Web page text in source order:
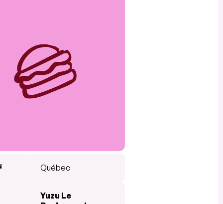
Québec
Yuzu Le